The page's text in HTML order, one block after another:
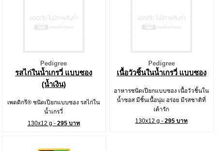
Pedigree
รสไก่ในน้ำเกรวี่ แบบซอง
(น้ำเงิน)
เพดดิกรี® ชนิดเปียกแบบซอง รสไก่ใน
น้ำเกรวี่
130x12 g - 295 บาท
Pedigree
เนื้อวัวชิ้นในน้ำเกรวี่ แบบซอง
อาหารชนิดเปียกแบบซอง เนื้อวัวชิ้นใน
น้ำซอส มีชิ้นเนื้อนุ่ม อร่อย มีรสชาติที่
เค้ารัก
130x12 g -295 บาท